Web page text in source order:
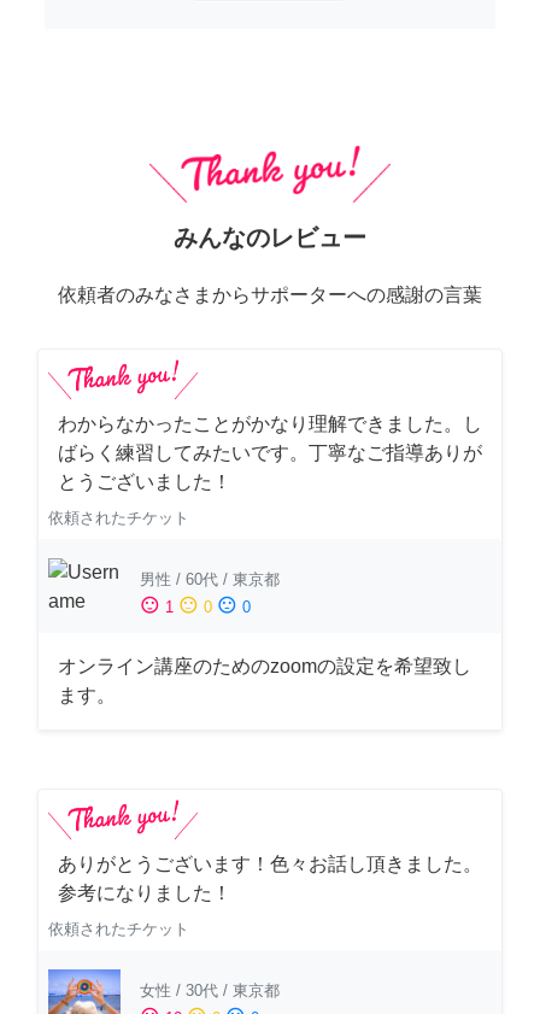
みんなのレビュー
依頼者のみなさまからサポーターへの感謝の言葉
わからなかったことがかなり理解できました。し
ばらく練習してみたいです。丁寧なご指導ありが
とうございました！
依頼されたチケット
男性 / 60代 / 東京都
sentiment_satisfied 1 sentiment_neutral 0 sentiment_dissatisfied 0
オンライン講座のためのzoomの設定を希望致し
ます。
ありがとうございます！色々お話し頂きました。
参考になりました！
依頼されたチケット
女性 / 30代 / 東京都